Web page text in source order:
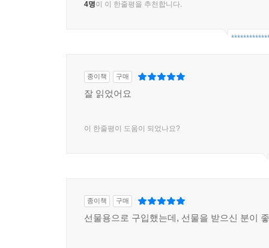
4명이 이 한줄평을 추천합니다.
종이책 구매
잘 읽었어요
이 한줄평이 도움이 되었나요?
종이책 구매
선물용으로 구입했는데, 선물을 받으신 분이